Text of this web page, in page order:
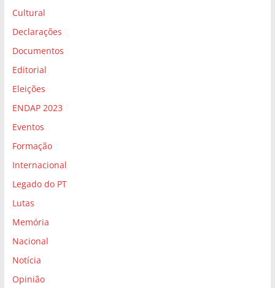
Cultural
Declarações
Documentos
Editorial
Eleições
ENDAP 2023
Eventos
Formação
Internacional
Legado do PT
Lutas
Memória
Nacional
Notícia
Opinião